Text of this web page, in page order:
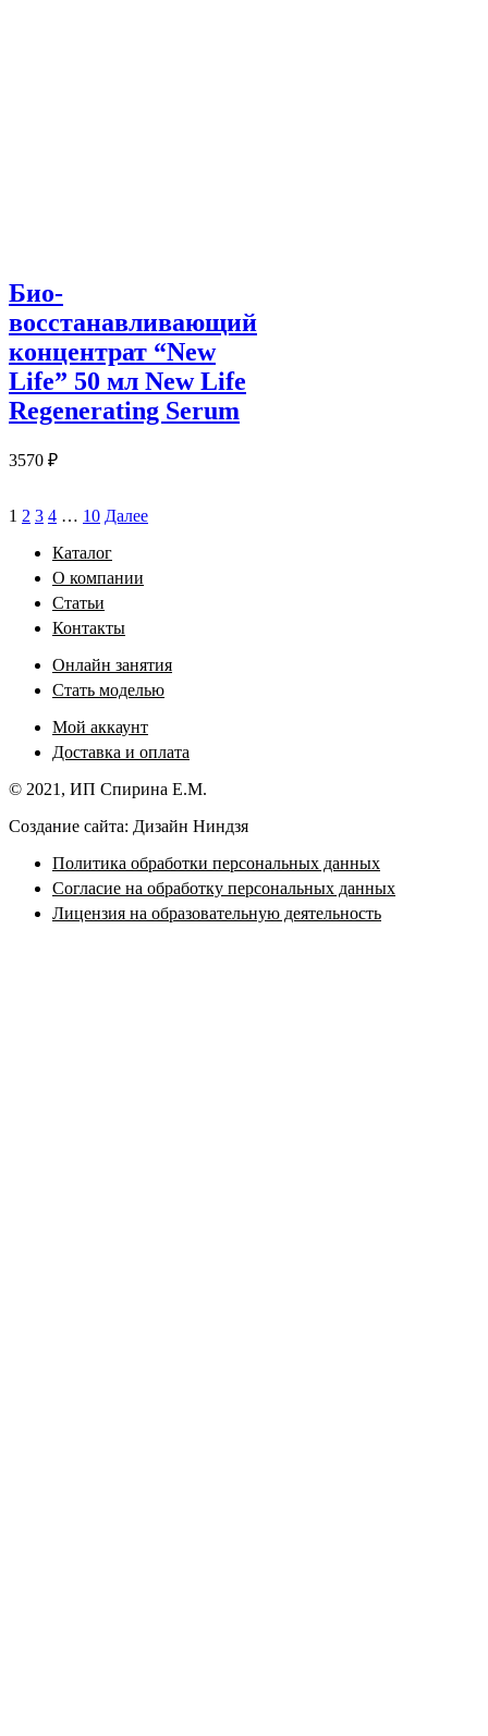
Био-
восстанавливающий
концентрат “New
Life” 50 мл New Life
Regenerating Serum
3570 ₽
1 2 3 4 … 10 Далее
Каталог
О компании
Статьи
Контакты
Онлайн занятия
Стать моделью
Мой аккаунт
Доставка и оплата
© 2021, ИП Спирина Е.М.
Создание сайта: Дизайн Ниндзя
Политика обработки персональных данных
Согласие на обработку персональных данных
Лицензия на образовательную деятельность